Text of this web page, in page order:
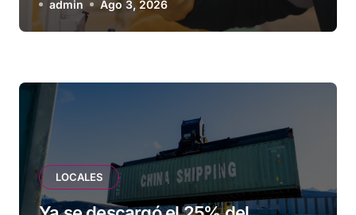
una familia de Tolhuin
admin Ago 3, 2026
LOCALES